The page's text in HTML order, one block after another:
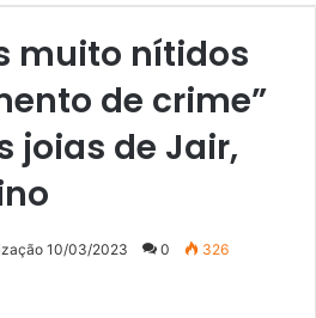
muito nítidos
de crime”
joias de Jair,
10/03/2023 0 326